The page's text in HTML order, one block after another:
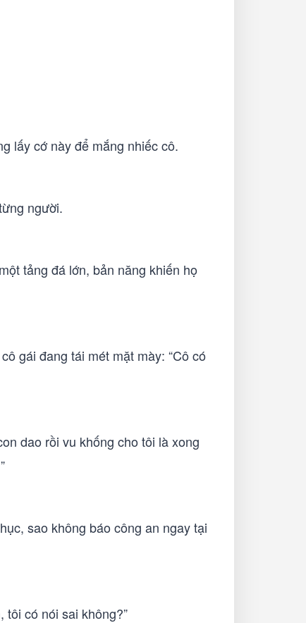
lấy cớ này để mắng nhiếc cô.
người.
tảng đá lớn, bản năng khiến họ
gái đang tái mét mặt mày: “Cô có
dao rồi vu khống cho tôi là xong
sao không báo công an ngay tại
tôi có nói sai không?”